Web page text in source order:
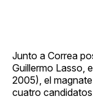
Junto a Correa
Guillermo Lasso,
2005), el
cuatro